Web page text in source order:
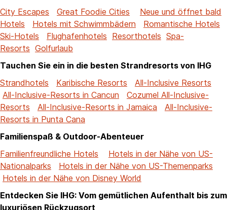
City Escapes
Great Foodie Cities
Neue und öffnet bald
Hotels
Hotels mit Schwimmbädern
Romantische Hotels
Ski-Hotels
Flughafenhotels Resorthotels Spa-
Resorts Golfurlaub
Tauchen Sie ein in die besten Strandresorts von IHG
Strandhotels
Karibische Resorts
All-Inclusive Resorts
All-Inclusive-Resorts in Cancun
Cozumel All-Inclusive-
Resorts
All-Inclusive-Resorts in Jamaica
All-Inclusive-
Resorts in Punta Cana
Familienspaß & Outdoor-Abenteuer
Familienfreundliche Hotels
Hotels in der Nähe von US-
Nationalparks
Hotels in der Nähe von US-Themenparks
Hotels in der Nähe von Disney World
Entdecken Sie IHG: Vom gemütlichen Aufenthalt bis zum
luxuriösen Rückzugsort